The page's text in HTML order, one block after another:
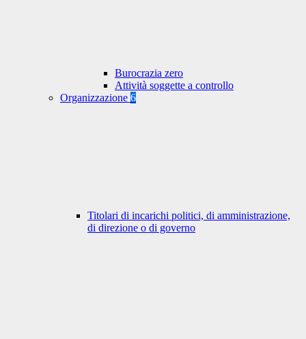
Burocrazia zero
Attività soggette a controllo
Organizzazione 6
Titolari di incarichi politici, di amministrazione,
di direzione o di governo